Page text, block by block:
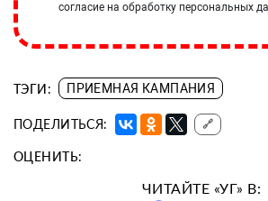
согласие на обработку персональных
ТЭГИ: ПРИЕМНАЯ КАМПАНИЯ
ПОДЕЛИТЬСЯ: 🔗
ОЦЕНИТЬ:
ЧИТАЙТЕ «УГ» В: